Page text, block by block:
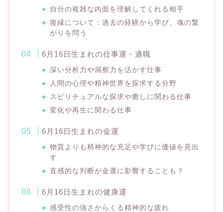
自分の複雑な内面を理解してくれる相手
復縁について：過去の経験から学び、魂の繋
がりを問う
6月16日生まれの仕事運・適職
深い分析力や洞察力を活かす仕事
人間の心理や精神世界を探求する分野
スピリチュアルな探求や癒しに関わる仕事
変化や再生に関わる仕事
6月16日生まれの金運
物質よりも精神的な充足や学びに価値を見出
す
直感的な判断が金運に影響することも？
6月16日生まれの健康運
感受性の強さからくる精神的な疲れ